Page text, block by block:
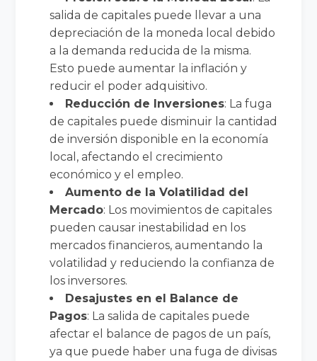
salida de capitales puede llevar a una
depreciación de la moneda local debido
a la demanda reducida de la misma.
Esto puede aumentar la inflación y
reducir el poder adquisitivo.
Reducción de Inversiones: La fuga
de capitales puede disminuir la cantidad
de inversión disponible en la economía
local, afectando el crecimiento
económico y el empleo.
Aumento de la Volatilidad del
Mercado: Los movimientos de capitales
pueden causar inestabilidad en los
mercados financieros, aumentando la
volatilidad y reduciendo la confianza de
los inversores.
Desajustes en el Balance de
Pagos: La salida de capitales puede
afectar el balance de pagos de un país,
ya que puede haber una fuga de divisas